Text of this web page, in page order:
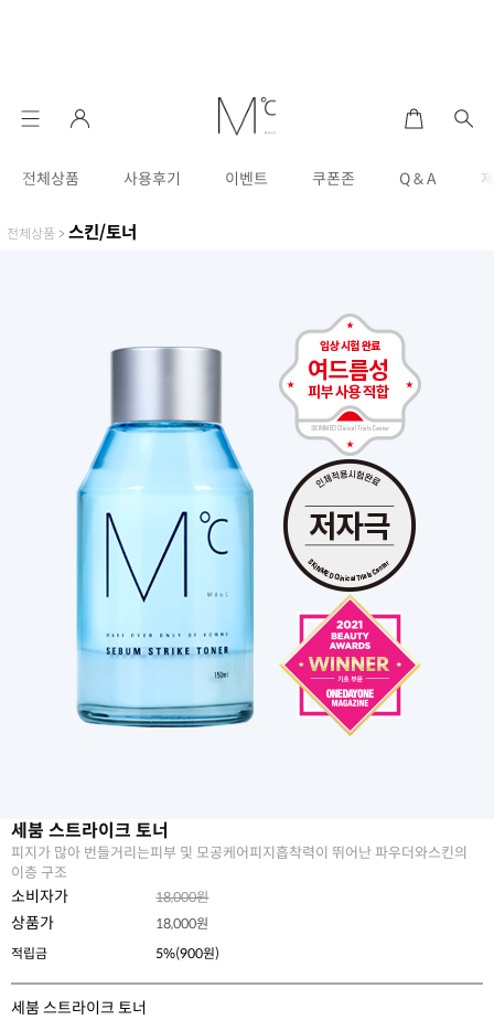
전체상품 사용후기 이벤트 쿠폰존 Q & A
전체상품 > 스킨/토너
세붐 스트라이크 토너
피지가 많아 번들거리는피부 및 모공케어피지흡착력이 뛰어난 파우더와스킨의
이층 구조
소비자가 18,000원
상품가 18,000원
적립금
5%(900원)
세붐 스트라이크 토너